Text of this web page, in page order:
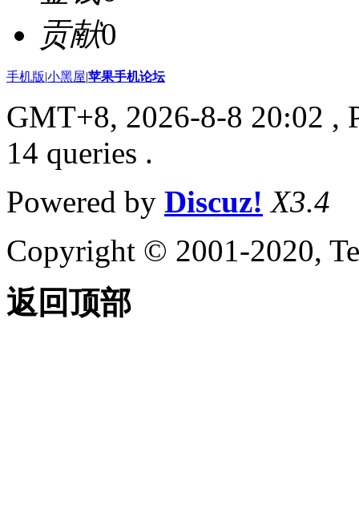
贡献0
手机版|小黑屋|苹果手机论坛
GMT+8, 2026-8-8 20:02 ,
14 queries .
Powered by Discuz! X3.4
Copyright © 2001-2020,
返回顶部